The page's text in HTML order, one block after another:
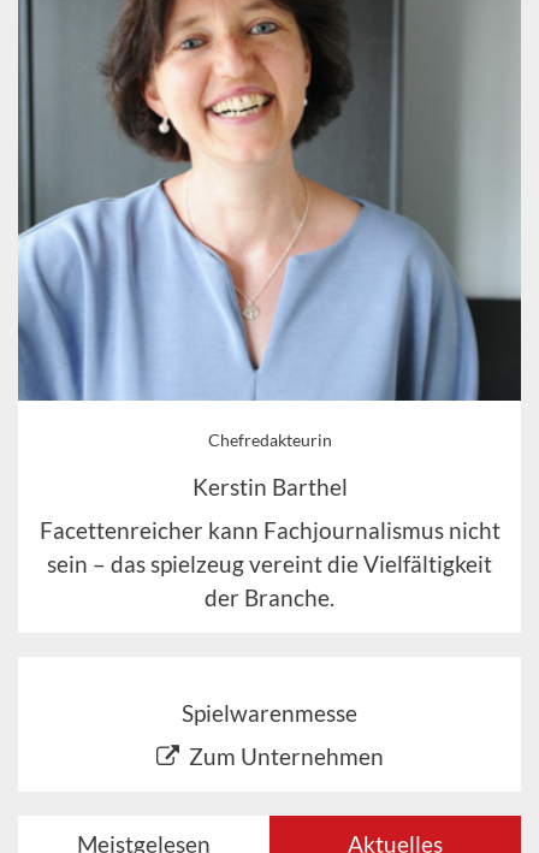
Chefredakteurin
Kerstin Barthel
Facettenreicher kann Fachjournalismus nicht
sein – das spielzeug vereint die Vielfältigkeit
der Branche.
Spielwarenmesse
Zum Unternehmen
Meistgelesen Aktuelles